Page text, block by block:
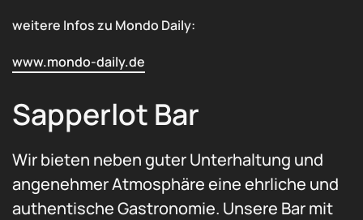
weitere Infos zu Mondo Daily:
www.mondo-daily.de
Sapperlot Bar
Wir bieten neben guter Unterhaltung und
angenehmer Atmosphäre eine ehrliche und
authentische Gastronomie. Unsere Bar mit